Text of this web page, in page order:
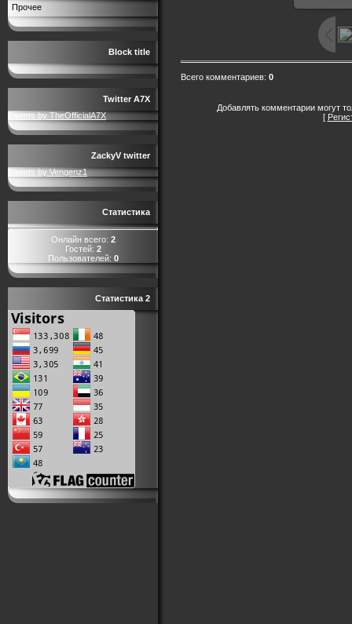
Прочее
Block title
Twitter A7X
Tweets by TheOfficialA7X
ZackyV twitter
Tweets by Vengenz1
Статистика
Онлайн всего: 2
Гостей: 2
Пользователей: 0
Статистика 2
Всего комментариев: 0
Добавлять комментарии могут
[